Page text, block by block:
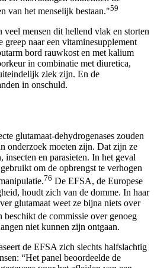
van het menselijk bestaan."59
mensen dit hellend vlak en storten
naar een vitaminesupplement
bord rauwkost en met kalium
in combinatie met diuretica,
ziek zijn. En de
in onschuld.
glutamaat-dehydrogenases zouden
onderzoek moeten zijn. Dat zijn ze
en parasieten. In het geval
om de opbrengst te verhogen
76 De EFSA, de Europese
houdt zich van de domme. In haar
glutamaat weet ze bijna niets over
beschikt de commissie over genoeg
niet kunnen zijn ontgaan.
de EFSA zich slechts halfslachtig
“Het panel beoordeelde de